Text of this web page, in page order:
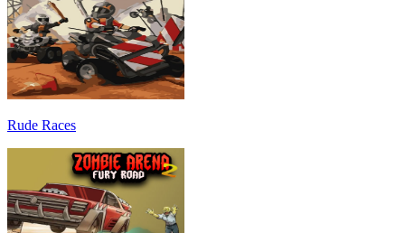
Rude Races